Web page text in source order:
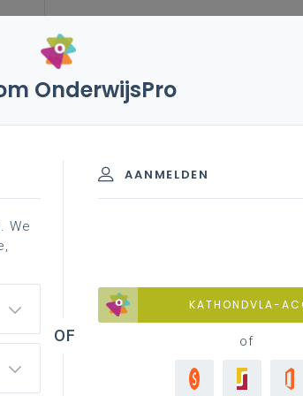
taalgericht vakonderwijs
implementeren in je school?
OnderwijsPro
AANMELDEN
KATHONDVLA-
of
We